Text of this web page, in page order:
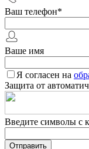
Ваш телефон*
Ваше имя
Я согласен на
Защита от
Введите символы с